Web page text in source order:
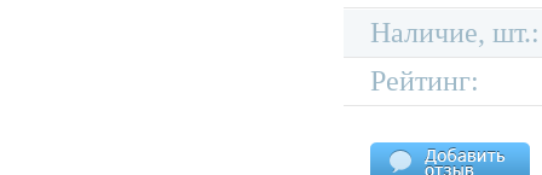
Наличие, шт.:
Рейтинг: